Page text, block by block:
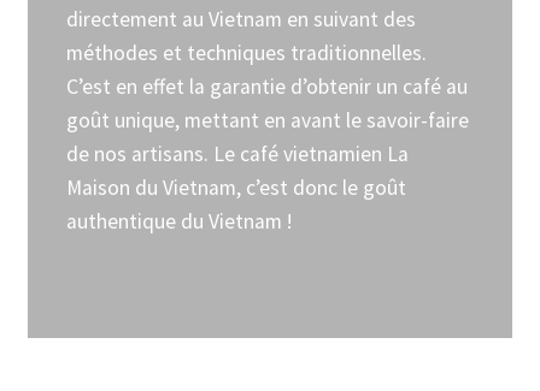
directement au Vietnam en suivant des
méthodes et techniques traditionnelles.
C’est en effet la garantie d’obtenir un café au
goût unique, mettant en avant le savoir-faire
de nos artisans. Le café vietnamien La
Maison du Vietnam, c’est donc le goût
authentique du Vietnam !